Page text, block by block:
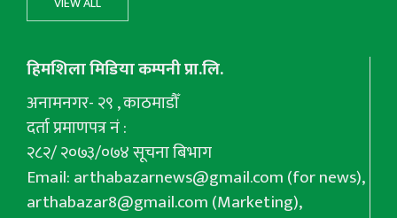
हिमशिला मिडिया कम्पनी प्रा.लि.
अनामनगर- २९ , काठमाडौँ
दर्ता प्रमाणपत्र नं :
२८२/ २०७३/०७४ सूचना बिभाग
Email:arthabazarnews@gmail.com(for news),
arthabazar8@gmail.com(Marketing),